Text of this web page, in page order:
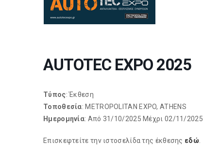
AUTOTEC EXPO 2025
Τύπος: Έκθεση
Τοποθεσία: METROPOLITAN EXPO, ATHENS
Ημερομηνία: Από 31/10/2025 Μέχρι 02/11/2025
Επισκεφτείτε την ιστοσελίδα της έκθεσης εδώ